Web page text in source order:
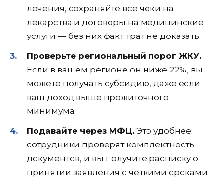
лечения, сохраняйте все чеки на
лекарства и договоры на медицинские
услуги — без них факт трат не доказать.
Проверьте региональный порог ЖКУ.
Если в вашем регионе он ниже 22%, вы
можете получать субсидию, даже если
ваш доход выше прожиточного
минимума.
Подавайте через МФЦ. Это удобнее:
сотрудники проверят комплектность
документов, и вы получите расписку о
принятии заявления с четкими сроками